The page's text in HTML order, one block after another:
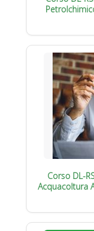
Corso DL-
Acquacoltura